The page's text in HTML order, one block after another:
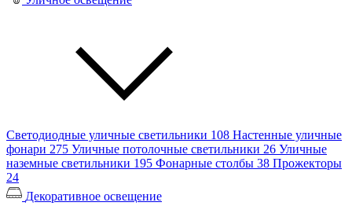
Светодиодные уличные светильники 108 Настенные уличные
фонари 275 Уличные потолочные светильники 26 Уличные
наземные светильники 195 Фонарные столбы 38 Прожекторы
24
Декоративное освещение